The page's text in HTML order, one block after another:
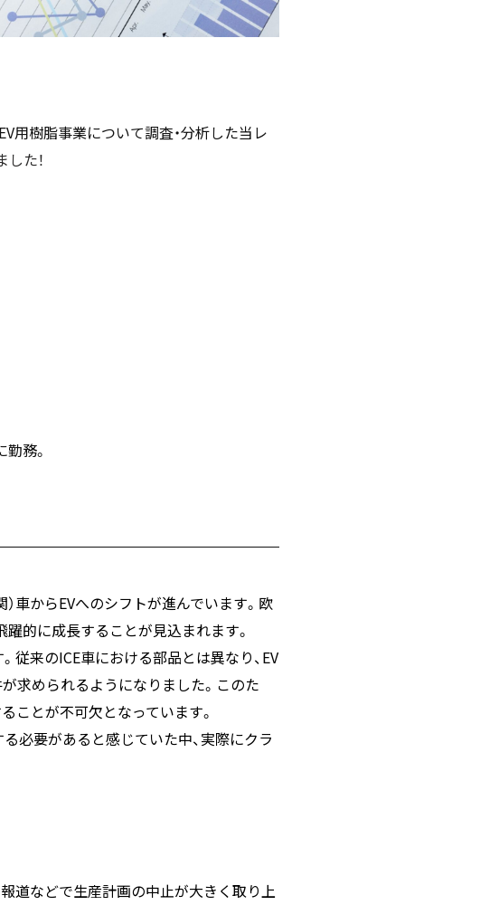
用樹脂事業について調査・分析した当レ
た！
務。
車からEVへのシフトが進んでいます。欧
的に成長することが見込まれます。
従来のICE車における部品とは異なり、EV
求められるようになりました。このた
ことが不可欠となっています。
必要があると感じていた中、実際にクラ
道などで生産計画の中止が大きく取り上